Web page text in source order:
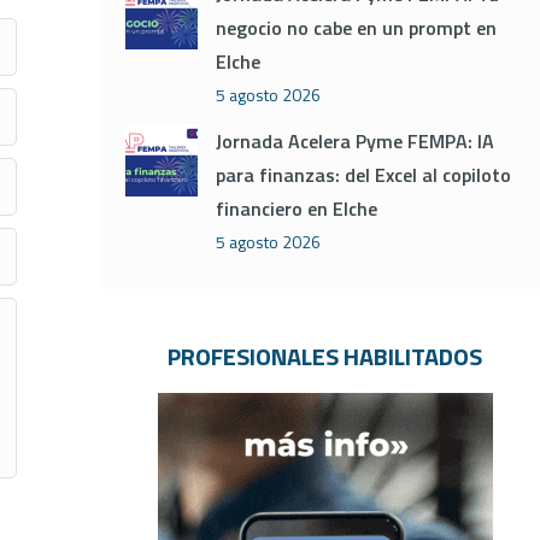
negocio no cabe en un prompt en
Elche
5 agosto 2026
Jornada Acelera Pyme FEMPA: IA
para finanzas: del Excel al copiloto
financiero en Elche
5 agosto 2026
PROFESIONALES HABILITADOS